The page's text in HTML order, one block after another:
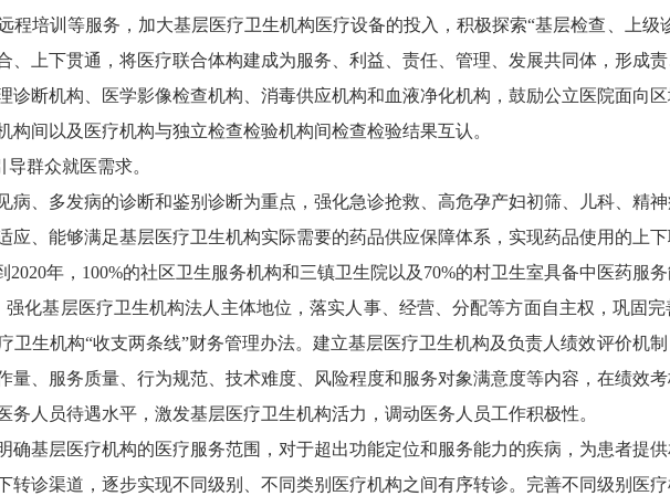
程培训等服务，加大基层医疗卫生机构医疗设备的投入，积极探索“基层检查、上级
、上下贯通，将医疗联合体构建成为服务、利益、责任、管理、发展共同体，形成
诊断机构、医学影像检查机构、消毒供应机构和血液净化机构，鼓励公立医院面向
间以及医疗机构与独立检查检验机构间检查检验结果互认。
群众就医需求。
病、多发病的诊断和鉴别诊断为重点，强化急诊抢救、高危孕产妇初筛、儿科、精
应、能够满足基层医疗卫生机构实际需要的药品供应保障体系，实现药品使用的上
2020年， 100%的社区卫生服务机构和三镇卫生院以及 70%的村卫生室具备中医药服
化基层医疗卫生机构法人主体地位，落实人事、经营、分配等方面自主权，巩固
卫生机构“收支两条线”财务管理办法。建立基层医疗卫生机构及负责人绩效评价机
量、服务质量、行为规范、技术难度、风险程度和服务对象满意度等内容，在绩效
人员待遇水平，激发基层医疗卫生机构活力，调动医务人员工作积极性。
确基层医疗机构的医疗服务范围，对于超出功能定位和服务能力的疾病，为患者提
转诊渠道，逐步实现不同级别、不同类别医疗机构之间有序转诊。完善不同级别医